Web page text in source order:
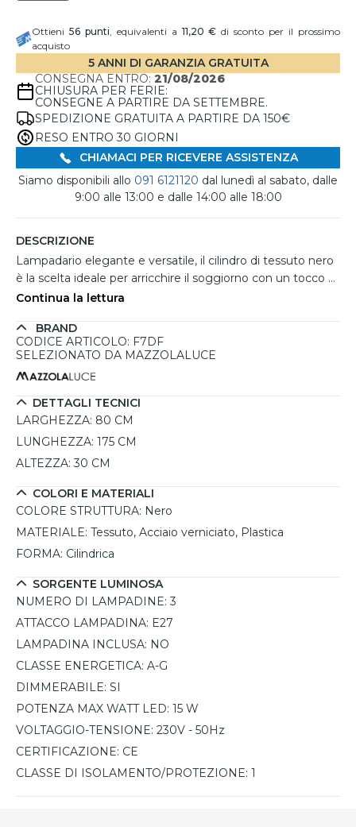
Ottieni 56punti, equivalenti a 11,20 € di sconto per il prossimo
acquisto
5 ANNI DI GARANZIA GRATUITA
CONSEGNA ENTRO: 21/08/2026
CHIUSURA PER FERIE:
CONSEGNE A PARTIRE DA SETTEMBRE.
SPEDIZIONE GRATUITA A PARTIRE DA 150€
RESO ENTRO 30 GIORNI
CHIAMACI PER RICEVERE ASSISTENZA
Siamo disponibili allo 091 6121120 dal lunedì al sabato, dalle
9:00 alle 13:00 e dalle 14:00 alle 18:00
DESCRIZIONE
Lampadario elegante e versatile, il cilindro di tessuto nero
è la scelta ideale per arricchire il soggiorno con un tocco di
classe. La struttura in acciaio verniciato e il paralume in
ambienti moderni e glamour. Con un diametro di 80 cm e
un'altezza di 30 cm, si adatta facilmente a diverse altezze
Questo lampadario richiede tre lampadine con attacco
E27, permettendo di personalizzare l'intensità luminosa e il
colore della luce in base alle proprie preferenze. È
dimmerabile, quindi ideale per creare atmosfere
Continua la lettura
BRAND
CODICE ARTICOLO: F7DF
SELEZIONATO DA MAZZOLALUCE
DETTAGLI TECNICI
LARGHEZZA: 80 CM
LUNGHEZZA: 175 CM
ALTEZZA: 30 CM
COLORI E MATERIALI
COLORE STRUTTURA: Nero
MATERIALE: Tessuto, Acciaio verniciato, Plastica
FORMA: Cilindrica
SORGENTE LUMINOSA
NUMERO DI LAMPADINE: 3
ATTACCO LAMPADINA: E27
LAMPADINA INCLUSA: NO
CLASSE ENERGETICA: A-G
DIMMERABILE: SI
POTENZA MAX WATT LED: 15 W
VOLTAGGIO-TENSIONE: 230V - 50Hz
CERTIFICAZIONE: CE
CLASSE DI ISOLAMENTO/PROTEZIONE: 1